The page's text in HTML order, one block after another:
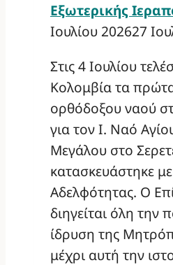
Εξωτερικής
Ιουλίου 202627
Στις 4 Ιουλίου
Κολομβία τα
ορθόδοξου ναού
για τον Ι. Ναό
Μεγάλου στο
κατασκευάστηκε
Αδελφότητας. Ο
διηγείται όλη την
ίδρυση της
μέχρι αυτή την